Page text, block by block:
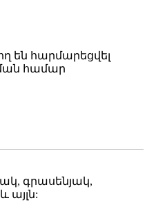
են հարմարեցվել
համար
գրասենյակ,
այլն: